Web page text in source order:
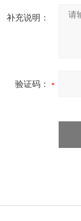
补充说明：
验证码：